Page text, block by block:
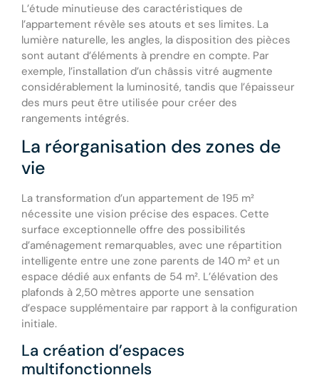
L’étude minutieuse des caractéristiques de
l’appartement révèle ses atouts et ses limites. La
lumière naturelle, les angles, la disposition des pièces
sont autant d’éléments à prendre en compte. Par
exemple, l’installation d’un châssis vitré augmente
considérablement la luminosité, tandis que l’épaisseur
des murs peut être utilisée pour créer des
rangements intégrés.
La réorganisation des zones de
vie
La transformation d’un appartement de 195 m²
nécessite une vision précise des espaces. Cette
surface exceptionnelle offre des possibilités
d’aménagement remarquables, avec une répartition
intelligente entre une zone parents de 140 m² et un
espace dédié aux enfants de 54 m². L’élévation des
plafonds à 2,50 mètres apporte une sensation
d’espace supplémentaire par rapport à la configuration
initiale.
La création d’espaces
multifonctionnels